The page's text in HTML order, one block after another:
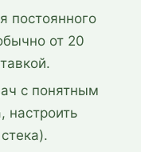
постоянного
от 20
с понятным
настроить